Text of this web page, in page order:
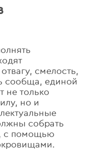
смелость,
сообща, единой
не только
но и
собрать
с помощью